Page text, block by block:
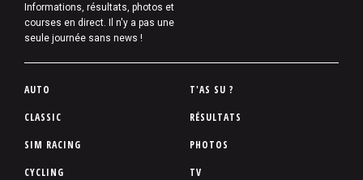
Informations, résultats, photos et
courses en direct. Il n'y a pas une
seule journée sans news !
P
d
d
AUTO
CLASSIC
SIM RACING
CYCLING
T'AS SU ?
RÉSULTATS
PHOTOS
TV